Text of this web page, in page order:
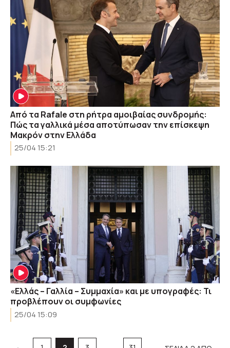
Από τα Rafale στη ρήτρα αμοιβαίας συνδρομής:
Πώς τα γαλλικά μέσα αποτύπωσαν την επίσκεψη
Μακρόν στην Ελλάδα
25/04 15:21
«Ελλάς – Γαλλία – Συμμαχία» και με υπογραφές: Τι
προβλέπουν οι συμφωνίες
25/04 15:09